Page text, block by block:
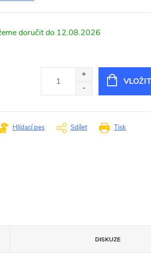
12.08.2026
Tisk
Hlídací pes Sdílet
DISKUZE